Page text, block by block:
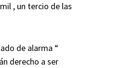
, un tercio de las
de alarma “
derecho a ser